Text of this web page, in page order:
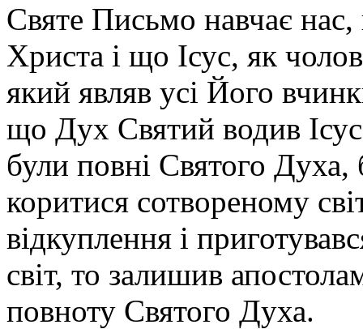
Святе Письмо навчає
Христа і що Ісус, як
який являв усі Його
що Дух Святий водив
були повні Святого
коритися сотвореному
відкуплення і
світ, то залишив
повноту Святого Духа.